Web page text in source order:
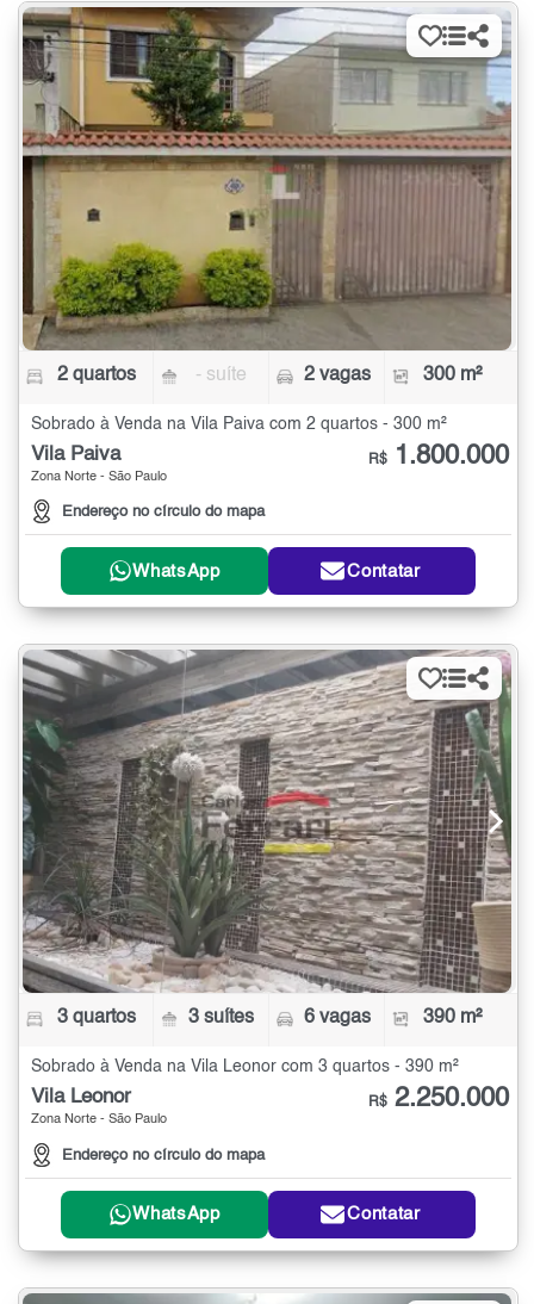
2 quartos - suíte 2 vagas 300 m²
Sobrado à Venda na Vila Paiva com 2 quartos - 300 m²
Vila Paiva
Zona Norte - São Paulo
Endereço no círculo do mapa
R$ 1.800.000
WhatsApp Contatar
3 quartos 3 suítes 6 vagas 390 m²
Sobrado à Venda na Vila Leonor com 3 quartos - 390 m²
Vila Leonor
Zona Norte - São Paulo
Endereço no círculo do mapa
R$ 2.250.000
WhatsApp Contatar